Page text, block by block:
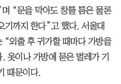
“문을 막아도 창틀 틈은 물론
기까지 한다”고 했다. 서울대
“외출 후 귀가할 때마다 가방을
옷이나 가방에 묻은 벌레가 기
때문이다.